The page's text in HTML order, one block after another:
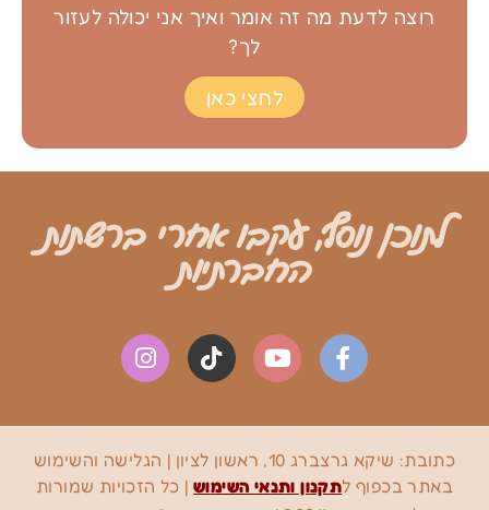
רוצה לדעת מה זה אומר ואיך אני יכולה לעזור
לך?
לחצי כאן
לתוכן נוסף, עקבו אחרי ברשתות
החברתיות
כתובת: שיקא גרצברג 10, ראשון לציון
| הגלישה והשימוש
באתר בכפוף לתקנון ותנאי השימוש | כל הזכויות שמורות